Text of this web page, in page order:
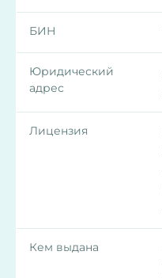
БИН
Юридический
адрес
Лицензия
Кем выдана